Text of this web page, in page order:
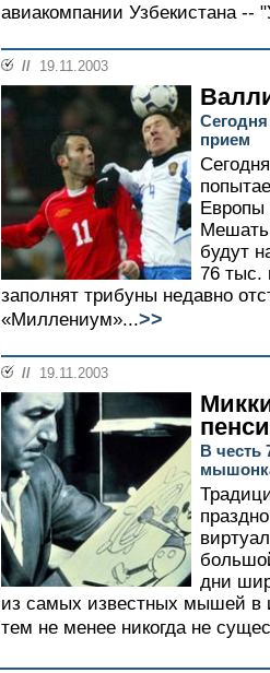
авиакомпании Узбекистана --
// 19.11.2003
прием
Европы
Мешать
будут
76 тыс.
заполнят трибуны недавно
«Миллениум»...>>
// 19.11.2003
В честь
дни
из самых известных мышей в
тем не менее никогда не